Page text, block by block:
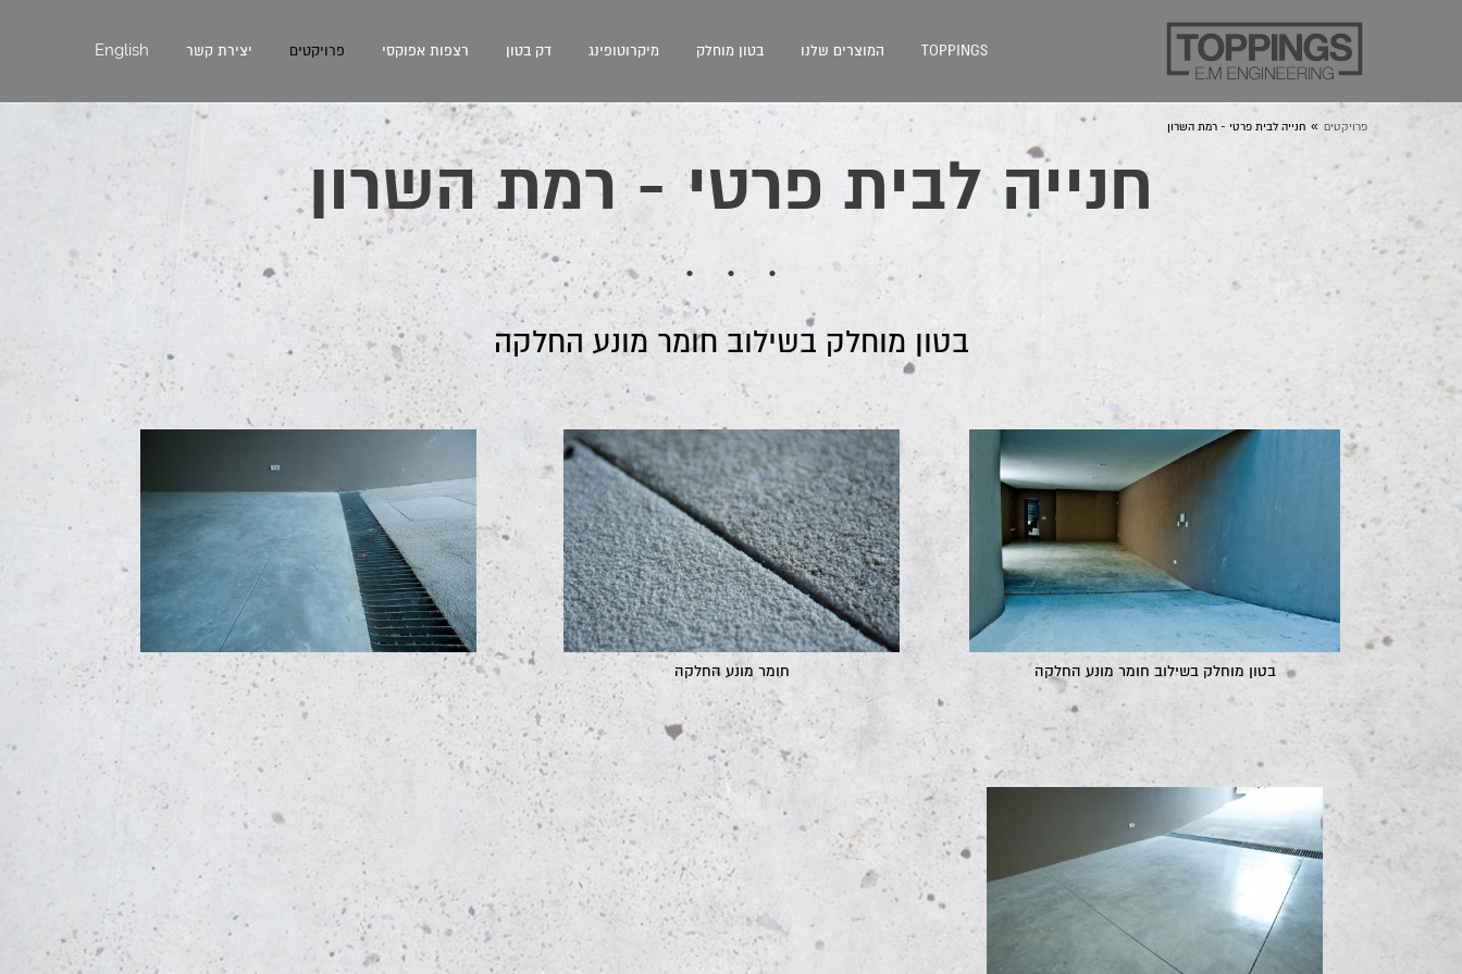
TOPPINGS המוצרים שלנו בטון מוחלק מיקרוטופינג דק בטון רצפות אפוקסי פרויקטים יצירת קשר English
פרויקטים » חנייה לבית פרטי - רמת השרון
חנייה לבית פרטי - רמת השרון
בטון מוחלק בשילוב חומר מונע החלקה
בטון מוחלק בשילוב חומר מונע החלקה חומר מונע החלקה